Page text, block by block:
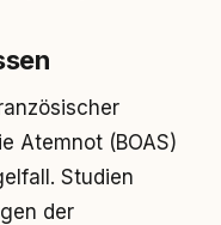
Atemnot (BOAS)
Studien
der